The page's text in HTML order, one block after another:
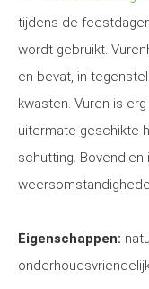
tijdens de
wordt gebruikt.
en bevat, in
kwasten. Vuren is
uitermate geschikte
schutting.
Eigenschappen: